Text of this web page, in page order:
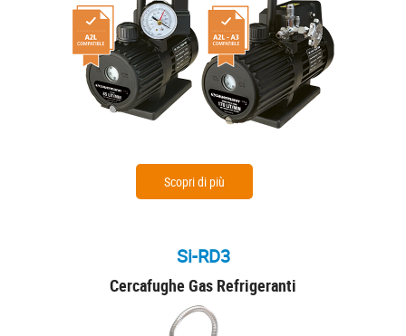
Scopri di più
Si-RD3
Cercafughe Gas Refrigeranti